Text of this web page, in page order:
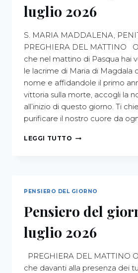
luglio 2026
S. MARIA MADDALENA,
PREGHIERA DEL MATTINO
che nel mattino di Pasqua hai
le lacrime di Maria di Magdala
nome e affidandole il primo
vittoria sulla morte, accogli la
all’inizio di questo giorno. Ti
purificare il nostro cuore da
LEGGI TUTTO
PENSIERO DEL GIORNO
Pensiero del
luglio 2026
PREGHIERA DEL MATTINO
che davanti alla presenza dei